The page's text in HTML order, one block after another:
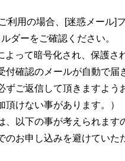
利用の場合、[迷惑メール]
ダーをご確認ください。
って暗号化され、保護さ
確認のメールが自動で届
ご返信して頂きますよう
けない事があります。）
以下の事が考えられます
お申し込みを避けていた